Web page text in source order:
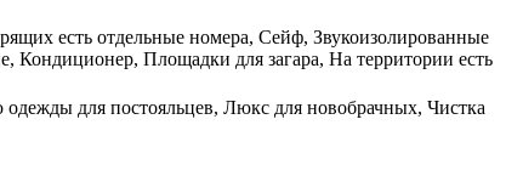
есть отдельные номера, Сейф, Звукоизолированные
Кондиционер, Площадки для загара, На территории есть
для постояльцев, Люкс для новобрачных, Чистка